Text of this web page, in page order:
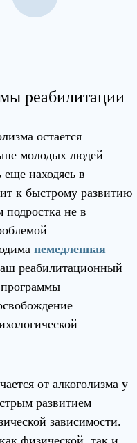
реабилитации
остается
молодых людей
еще находясь в
к быстрому развитию
подростка не в
немедленная
реабилитационный
программы
от алкоголизма у
развитием
зависимости.
физической, так и